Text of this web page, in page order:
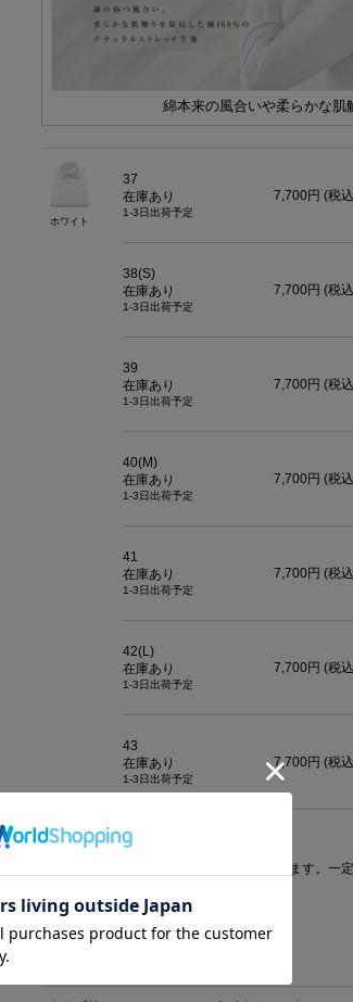
り
綿本来の風合いや柔らかな肌
ホワイト
37
在庫あり
1-3日出荷予定
7,700円 (税
38(S)
在庫あり
1-3日出荷予定
7,700円 (税
39
在庫あり
1-3日出荷予定
7,700円 (税
40(M)
在庫あり
1-3日出荷予定
7,700円 (税
41
在庫あり
1-3日出荷予定
7,700円 (税
42(L)
在庫あり
1-3日出荷予定
7,700円 (税
43
在庫あり
1-3日出荷予定
7,700円 (税
カートに入れた商品は一定時間は確保されます。一